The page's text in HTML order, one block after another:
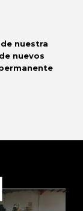
nuestra
nuevos